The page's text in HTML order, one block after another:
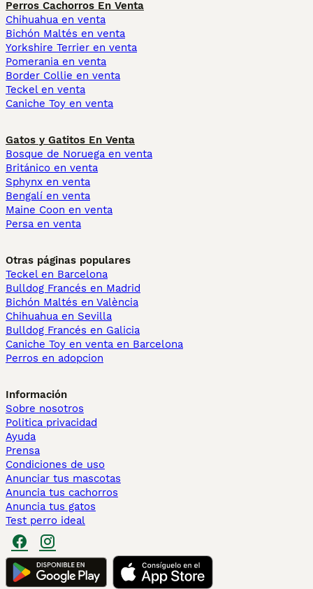
Perros Cachorros En Venta
Chihuahua en venta
Bichón Maltés en venta
Yorkshire Terrier en venta
Pomerania en venta
Border Collie en venta
Teckel en venta
Caniche Toy en venta
Gatos y Gatitos En Venta
Bosque de Noruega en venta
Británico en venta
Sphynx en venta
Bengalí en venta
Maine Coon en venta
Persa en venta
Otras páginas populares
Teckel en Barcelona
Bulldog Francés en Madrid
Bichón Maltés en València
Chihuahua en Sevilla
Bulldog Francés en Galicia
Caniche Toy en venta en Barcelona
Perros en adopcion
Información
Sobre nosotros
Politica privacidad
Ayuda
Prensa
Condiciones de uso
Anunciar tus mascotas
Anuncia tus cachorros
Anuncia tus gatos
Test perro ideal